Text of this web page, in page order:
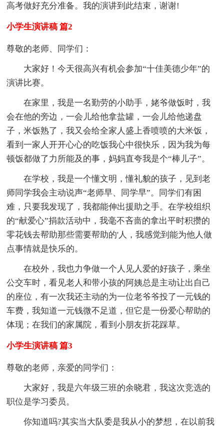
高考做好充分准备。我的演讲到此结束，谢谢!
小学生演讲稿 篇2
尊敬的老师、同学们：
大家好！今天很高兴有机会参加“十佳美德少年”的
演讲比赛。
在家里，我是一名勤劳的小助手，姥爷做饭时，我
会在他的旁边，一会儿给他拿盐罐，一会儿给他递盘
子，米饭熟了，我又会给全家人盛上香喷喷的大米饭，
看到一家人开开心心的吃饭我心中很快乐，因为我为每
顿饭都做了力所能及的事，妈妈直夸我是个“棒儿子”。
在学校，我是一个懂文明，懂礼貌的孩子，见到老
师同学我会主动说声“老师早、同学早”。同学们有困
难，只要我发现了，我都能伸出援助之手。在学校组织
的“献爱心”捐款活动中，我毫不吝啬的拿出平时积攒的
零花钱去帮助那些需要帮助的'人，我感觉到能为他人做
点事情就是快乐的。
在校外，我也力争做一个人见人爱的好孩子，乘坐
公交车时，看见老人和带小孩的阿姨总是主动让出自己
的座位，有一次我还主动的为一位老爷爷投了一元钱的
车费，我知道一元钱微不足道，但它是一份爱心帮助的
体现；在我们的家属院，看到小朋友折花踩草。
小学生演讲稿 篇3
尊敬的老师，亲爱的同学们：
大家好，我是六年级三班的余晓君，我这次竞选的
职位是学习委员。
你知道吗?其实当大队委是我从小的梦想，在以前我